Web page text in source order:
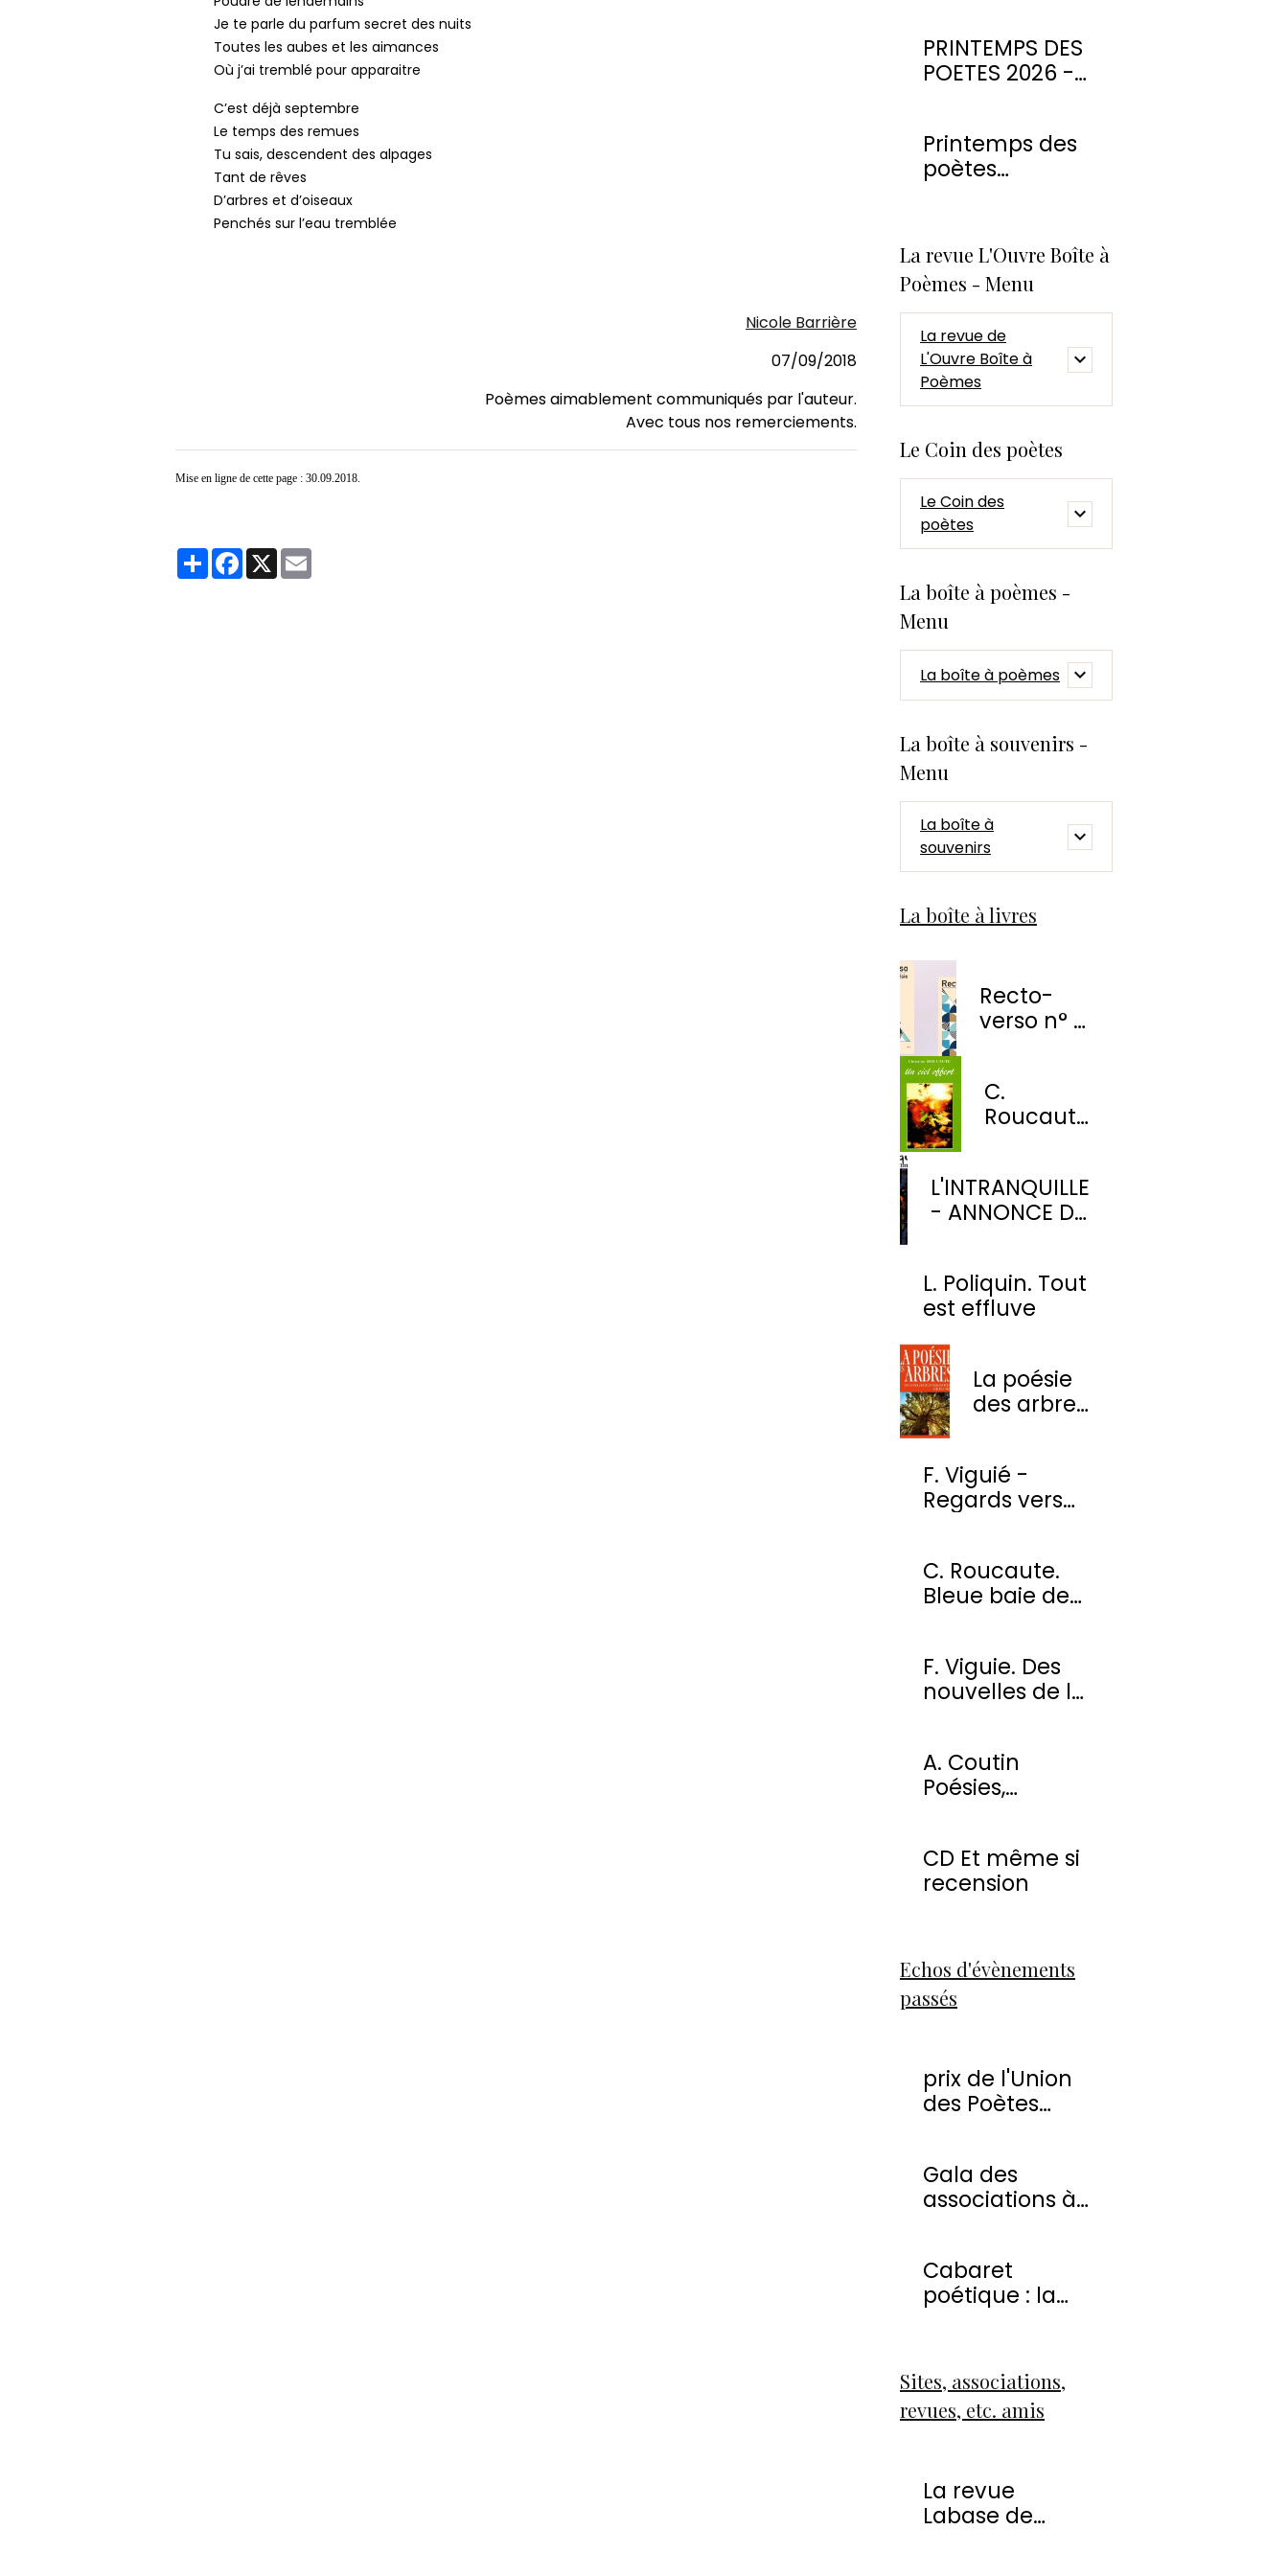
Je te parle du parfum secret des nuits
Toutes les aubes et les aimances
Où j’ai tremblé pour apparaitre
C’est déjà septembre
Le temps des remues
Tu sais, descendent des alpages
Tant de rêves
D’arbres et d’oiseaux
Penchés sur l’eau tremblée
Nicole Barrière
07/09/2018
Poèmes aimablement communiqués par l'auteur.
Avec tous nos remerciements.
Mise en ligne de cette page : 30.09.2018.
PartagerFacebook
X
PRINTEMPS DES
POETES 2026 -
Printemps des
poètes
La revue L'Ouvre Boîte à
Poèmes - Menu
La revue de
L'Ouvre Boîte à
Poèmes
Le Coin des poètes
Le Coin des
poètes
La boîte à poèmes -
Menu
La boîte à poèmes
La boîte à souvenirs -
Menu
La boîte à
souvenirs
La boîte à livres
Recto-
verso n° 1
Éditions
C.
Roucaute
L'INTRANQUILLE
- ANNONCE DE
L. Poliquin. Tout
est effluve
La poésie
des arbres
des plus
beaux
F. Viguié -
Regards vers
C. Roucaute.
Bleue baie de
F. Viguie. Des
nouvelles de la
A. Coutin
Poésies,
CD Et même si
recension
Echos d'évènements
passés
prix de l'Union
des Poètes
Gala des
associations à
Cabaret
poétique : la
Sites, associations,
revues, etc. amis
La revue
Labase de